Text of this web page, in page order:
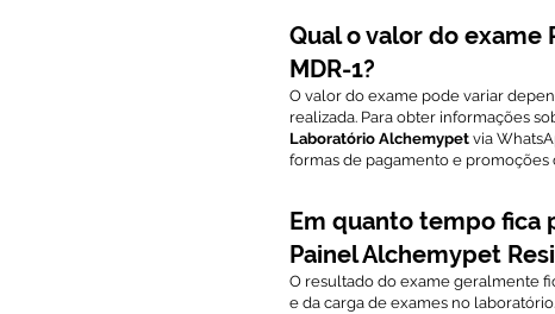
Qual o valor do exame
MDR-1?
O valor do exame pode variar
realizada. Para obter informações
Laboratório Alchemypet via
formas de pagamento e promoções
Em quanto tempo fica
Painel Alchemypet
O resultado do exame geralmente
e da carga de exames no